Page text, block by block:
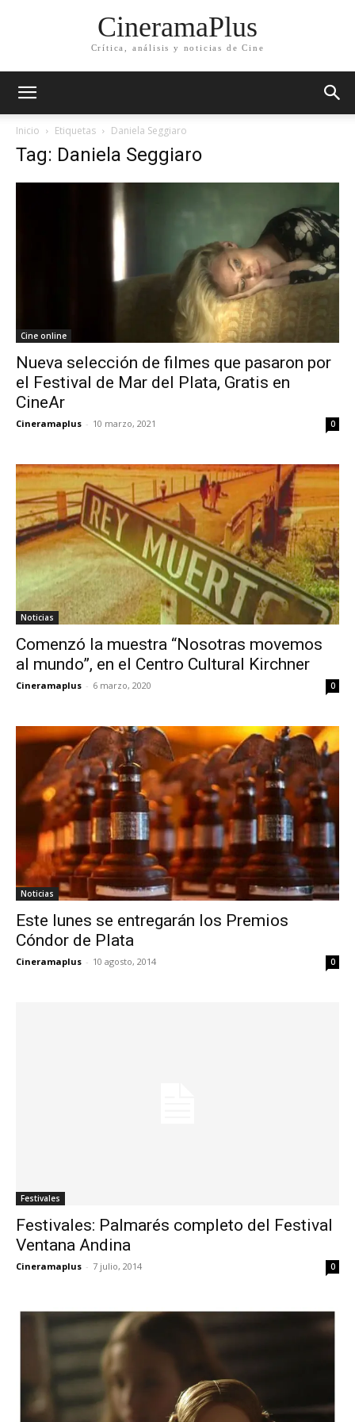
CineramaPlus
Crítica, análisis y noticias de Cine
Inicio Etiquetas Daniela Seggiaro
Tag: Daniela Seggiaro
Cine online
Nueva selección de filmes que pasaron por
el Festival de Mar del Plata, Gratis en
CineAr
Cineramaplus - 10 marzo, 2021 0
Noticias
Comenzó la muestra “Nosotras movemos
al mundo”, en el Centro Cultural Kirchner
Cineramaplus - 6 marzo, 2020 0
Noticias
Este lunes se entregarán los Premios
Cóndor de Plata
Cineramaplus - 10 agosto, 2014 0
Festivales
Festivales: Palmarés completo del Festival
Ventana Andina
Cineramaplus - 7 julio, 2014 0